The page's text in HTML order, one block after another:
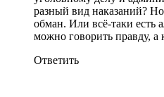
разный вид наказаний?
обман. Или всё-таки есть
можно говорить правду, а
Ответить